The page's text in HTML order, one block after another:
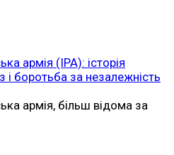
армія (ІРА): історія
і боротьба за незалежність
армія, більш відома за